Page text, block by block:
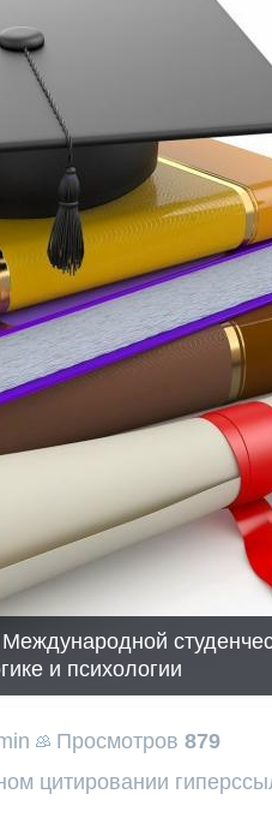
и психологии
Просмотров 879
цитировании